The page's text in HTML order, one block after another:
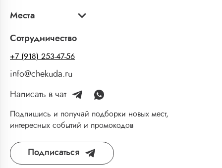
Места
Сотрудничество
+7 (918) 253-47-56
info@chekuda.ru
Написать в чат
Подпишись и получай подборки новых мест,
интересных событий и промокодов
Подписаться